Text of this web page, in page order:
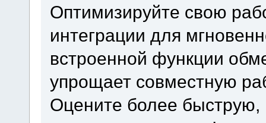
Оптимизируйте свою
интеграции для
встроенной функции
упрощает совместную
Оцените более быструю,